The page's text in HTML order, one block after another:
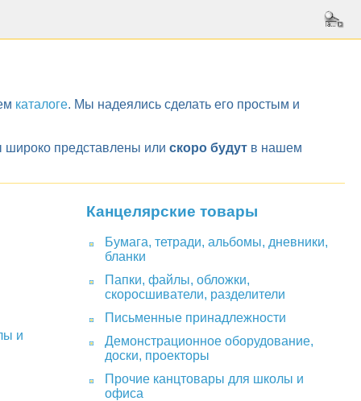
каталоге. Мы надеялись сделать его простым и
широко представлены или скоро будут в нашем
и
Канцелярские товары
Бумага, тетради, альбомы, дневники,
бланки
Папки, файлы, обложки,
скоросшиватели, разделители
Письменные принадлежности
Демонстрационное оборудование,
доски, проекторы
Прочие канцтовары для школы и
офиса